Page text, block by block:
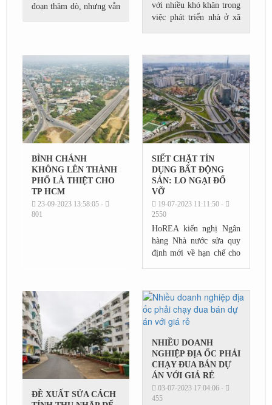
đoạn thăm dò, nhưng vẫn
mới có thể bắt đầu...
với nhiều khó khăn trong
việc phát triển nhà ở xã
đề xuất nhằm giải quyết
tình hình này....
BÌNH CHÁNH
KHÔNG LÊN THÀNH
PHỐ LÀ THIỆT CHO
TP HCM
23-09-2023 13:58:05 -
801
SIẾT CHẶT TÍN
DỤNG BẤT ĐỘNG
SẢN: LO NGẠI ĐỔ
VỠ
19-07-2023 11:11:50 -
2550
HoREA kiến nghị Ngân
hàng Nhà nước sửa quy
định mới về hạn chế cho
năm nay.
ĐỀ XUẤT SỬA CÁCH
NHIỀU DOANH
NGHIỆP ĐỊA ỐC PHẢI
CHẠY ĐUA BÁN DỰ
ÁN VỚI GIÁ RẺ
03-07-2023 17:04:06 -
455